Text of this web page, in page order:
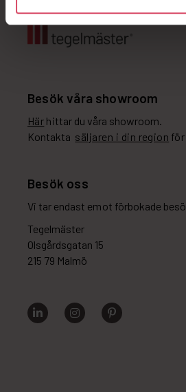
Besök våra showroom
Här hittar du våra showroom.
Kontakta säljaren i din region för
Besök oss
Vi tar endast emot förbokade
Tegelmäster
Olsgårdsgatan 15
215 79 Malmö